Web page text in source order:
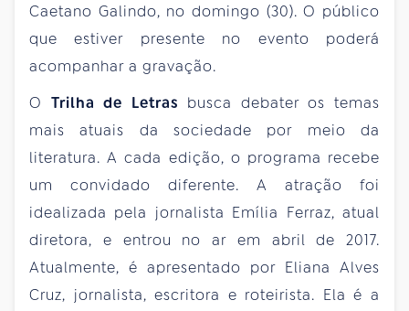
Caetano Galindo, no domingo (30). O público
que estiver presente no evento poderá
acompanhar a gravação.
O Trilha de Letras busca debater os temas
mais atuais da sociedade por meio da
literatura. A cada edição, o programa recebe
um convidado diferente. A atração foi
idealizada pela jornalista Emília Ferraz, atual
diretora, e entrou no ar em abril de 2017.
Atualmente, é apresentado por Eliana Alves
Cruz, jornalista, escritora e roteirista. Ela é a